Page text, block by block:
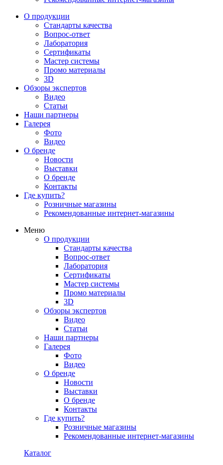
О продукции
Стандарты качества
Вопрос-ответ
Лаборатория
Сертификаты
Мастер системы
Промо материалы
3D
Обзоры экспертов
Видео
Статьи
Наши партнеры
Галерея
Фото
Видео
О бренде
Новости
Выставки
О бренде
Контакты
Где купить?
Розничные магазины
Рекомендованные интернет-магазины
Меню
О продукции
Стандарты качества
Вопрос-ответ
Лаборатория
Сертификаты
Мастер системы
Промо материалы
3D
Обзоры экспертов
Видео
Статьи
Наши партнеры
Галерея
Фото
Видео
О бренде
Новости
Выставки
О бренде
Контакты
Где купить?
Розничные магазины
Рекомендованные интернет-магазины
Каталог